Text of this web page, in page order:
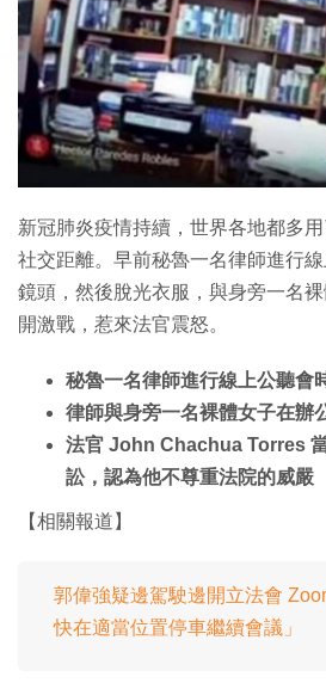
新冠肺炎疫情持續，世界各地都多
社交距離。早前秘魯一名律師進行
鏡頭，然後脫光衣服，與身旁一名
開激戰，惹來法官震怒。
秘魯一名律師進行線上公聽會
律師與身旁一名裸體女子在辦
法官 John Chachua Torres
訟，認為他不尊重法院的威嚴
【相關報道】
郭偉強疑邊駕駛邊開立法會
快在適當位置停車繼續會議」